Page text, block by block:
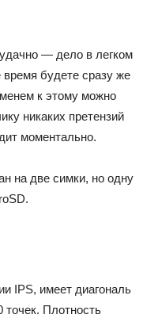
— дело в легком
будете сразу же
к этому можно
никаких претензий
моментально.
на две симки, но одну
IPS, имеет диагональ
Плотность